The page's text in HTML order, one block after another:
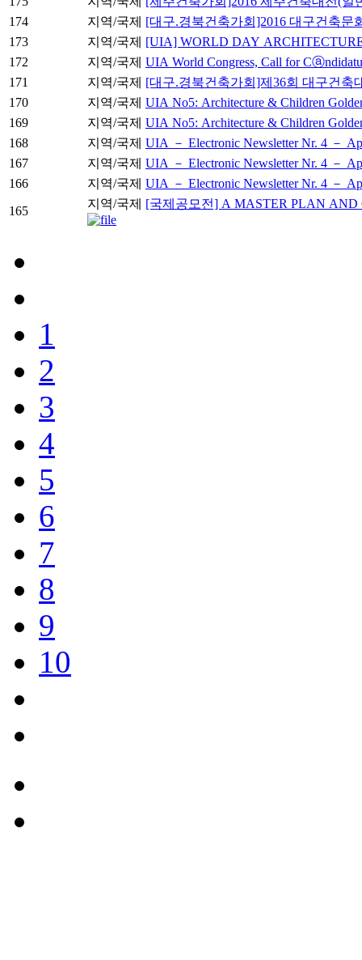
174
지역/국제 [대구.경북건축가회]2016 대구건축문
173
지역/국제 [UIA] WORLD DAY
172
지역/국제 UIA World Congress, Call for
171
지역/국제 [대구.경북건축가회]제36회 대구건축
170
지역/국제 UIA No5: Architecture & Children
169
지역/국제 UIA No5: Architecture & Children
168
지역/국제 UIA － Electronic Newsletter Nr. 4 －
167
지역/국제 UIA － Electronic Newsletter Nr. 4 －
166
지역/국제 UIA － Electronic Newsletter Nr. 4 －
165
지역/국제 [국제공모전] A MASTER PLAN AND
1
2
3
4
5
6
7
8
9
10